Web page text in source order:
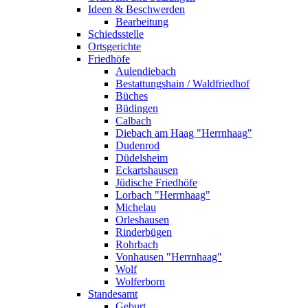
Ideen & Beschwerden
Bearbeitung
Schiedsstelle
Ortsgerichte
Friedhöfe
Aulendiebach
Bestattungshain / Waldfriedhof
Büches
Büdingen
Calbach
Diebach am Haag "Herrnhaag"
Dudenrod
Düdelsheim
Eckartshausen
Jüdische Friedhöfe
Lorbach "Herrnhaag"
Michelau
Orleshausen
Rinderbügen
Rohrbach
Vonhausen "Herrnhaag"
Wolf
Wolferborn
Standesamt